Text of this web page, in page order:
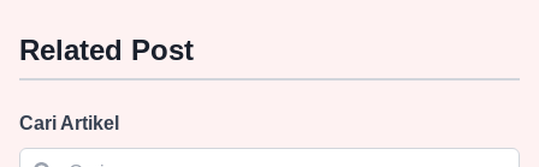
Related Post